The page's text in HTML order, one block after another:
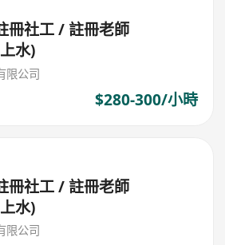
冊社工 / 註冊老師
水)
限公司
$280-300/小時
冊社工 / 註冊老師
水)
限公司